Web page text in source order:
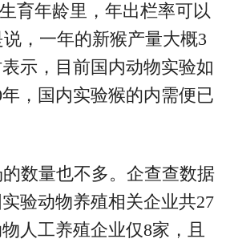
育年龄里，年出栏率可以
，一年的新猴产量大概3
示，目前国内动物实验如
，国内实验猴的内需便已
数量也不多。企查查数据
验动物养殖相关企业共27
人工养殖企业仅8家，且